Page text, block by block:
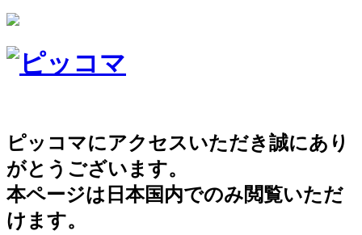
ピッコマにアクセスいただき誠にあり
がとうございます。
本ページは日本国内でのみ閲覧いただ
けます。